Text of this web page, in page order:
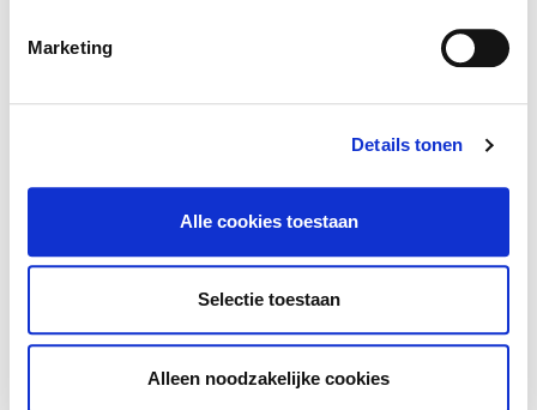
Marketing
Details tonen
Alle cookies toestaan
Selectie toestaan
Alleen noodzakelijke cookies
Gewoon Onthaalonderwijs
Selecteer het leerjaar